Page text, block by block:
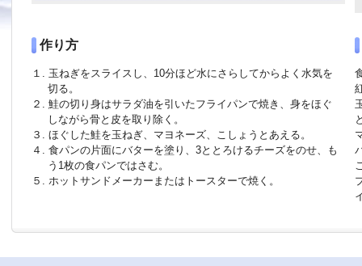
作り方
１. 玉ねぎをスライスし、10分ほど水にさらしてからよく水気を
切る。
２. 鮭の切り身はサラダ油を引いたフライパンで焼き、身をほぐ
しながら骨と皮を取り除く。
３. ほぐした鮭を玉ねぎ、マヨネーズ、こしょうとあえる。
４. 食パンの片面にバターを塗り、3ととろけるチーズをのせ、も
う1枚の食パンではさむ。
５. ホットサンドメーカーまたはトースターで焼く。